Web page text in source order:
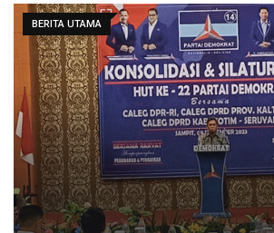
BERITA UTAMA